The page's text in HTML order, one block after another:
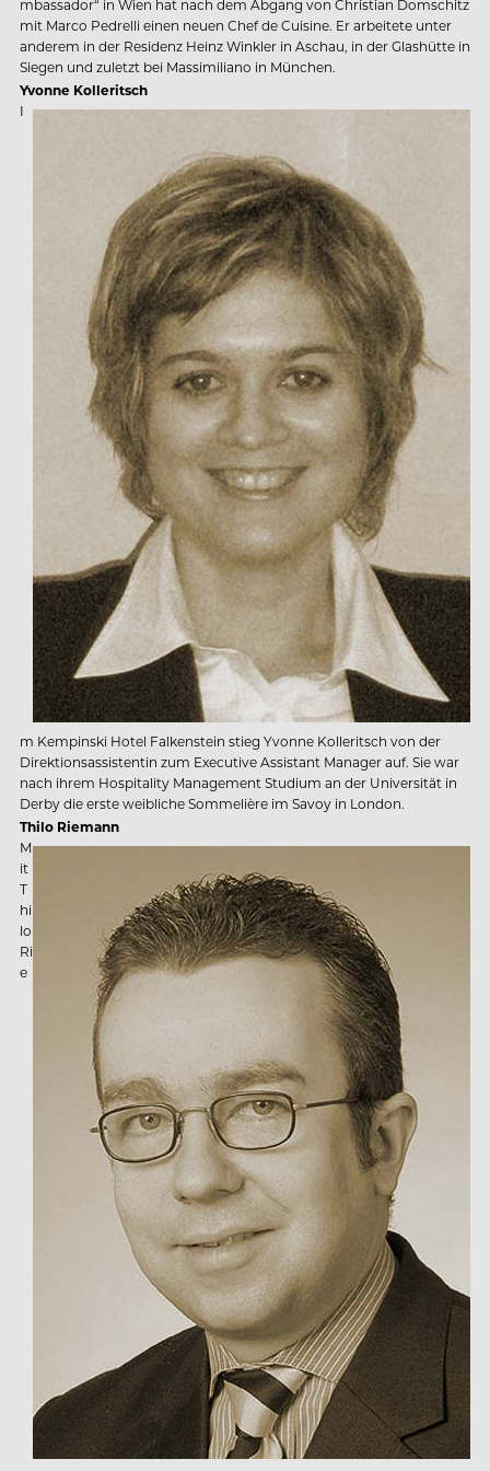
mbassador“ in Wien hat nach dem Abgang von Christian Domschitz
mit Marco Pedrelli einen neuen Chef de Cuisine. Er arbeitete unter
anderem in der Residenz Heinz Winkler in Aschau, in der Glashütte in
Siegen und zuletzt bei Massimiliano in München.
Yvonne Kolleritsch
I
m Kempinski Hotel Falkenstein stieg Yvonne Kolleritsch von der
Direktionsassistentin zum Executive Assistant Manager auf. Sie war
nach ihrem Hospitality Management Studium an der Universität in
Derby die erste weibliche Sommelière im Savoy in London.
Thilo Riemann
M
it
T
hi
lo
Ri
e